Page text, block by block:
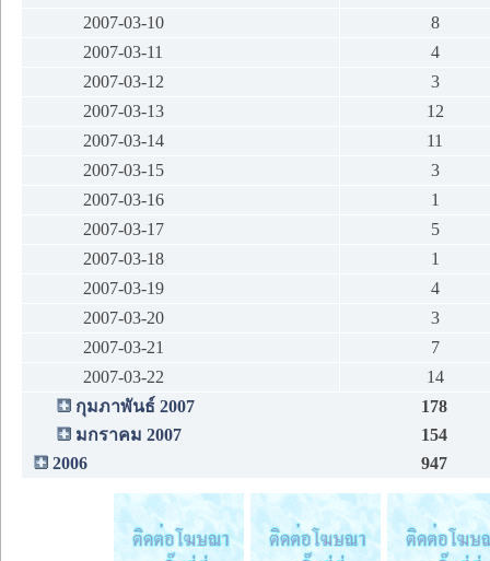
2007-03-10
8
2007-03-11
4
2007-03-12
3
2007-03-13
12
2007-03-14
11
2007-03-15
3
2007-03-16
1
2007-03-17
5
2007-03-18
1
2007-03-19
4
2007-03-20
3
2007-03-21
7
2007-03-22
14
กุมภาพันธ์ 2007
178
มกราคม 2007
154
2006
947